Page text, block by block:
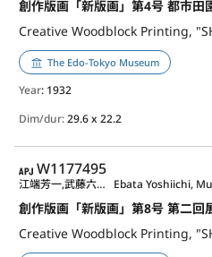
創作版画「新版画」第4号 都市田
The Edo-Tokyo Museum
Year: 1932
Dim/dur:29.6 x 22.2
APJ
W1177495
創作版画「新版画」第8号 第二回
江端芳一,武藤六郎/他作